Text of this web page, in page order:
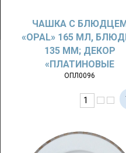
ЧАШКА С
«OPAL» 165 МЛ,
135 ММ; ДЕКОР
«ПЛАТИНОВЫЕ
ПЛАСТИНКИ»
ОПЛ0096